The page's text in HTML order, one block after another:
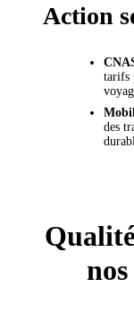
Action
tarifs
des